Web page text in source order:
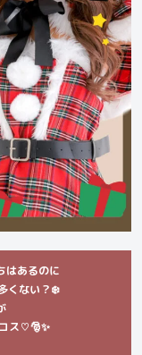
はあるのに
くない？❄️
ス♡🎅✨